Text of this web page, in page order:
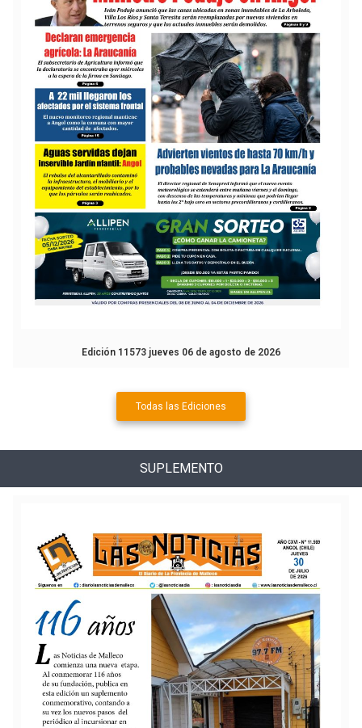
Edición 11573 jueves 06 de agosto de 2026
Todas las Ediciones
SUPLEMENTO